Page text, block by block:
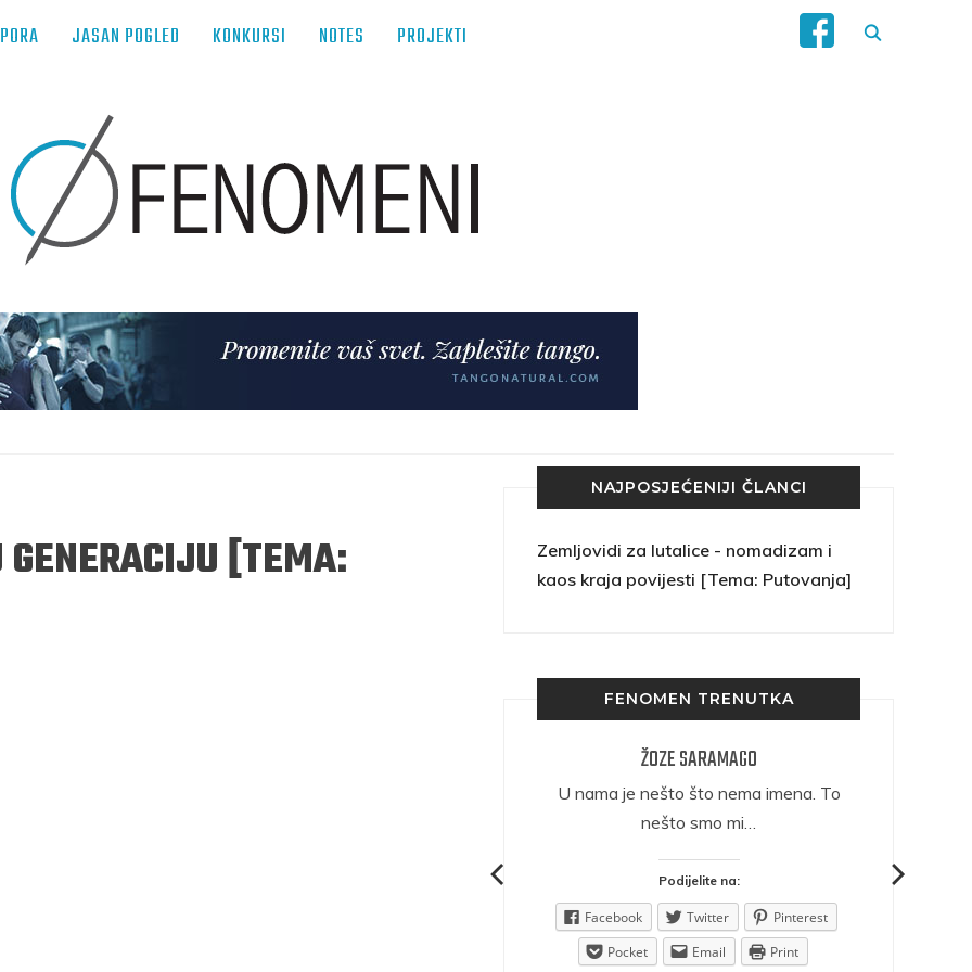
JASAN POGLED KONKURSI NOTES PROJEKTI
[TEMA:
NAJPOSJEĆENIJI ČLANCI
Zemljovidi za lutalice - nomadizam i
kaos kraja povijesti [Tema: Putovanja]
FENOMEN TRENUTKA
ŽOZE SARAMAGO
U nama je nešto što nema imena. To
nešto smo mi…
Podijelite na:
Facebook Twitter
Pinterest
Pocket
Email Print
navikli smo da užižemo